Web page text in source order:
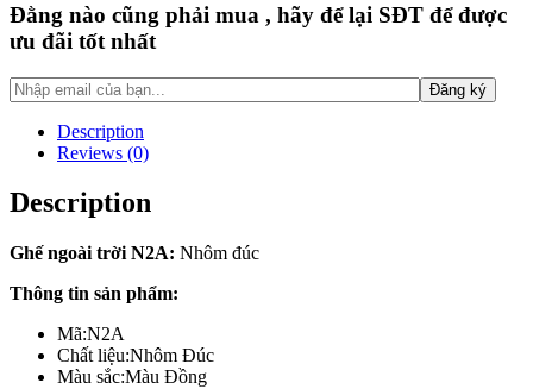
Đằng nào cũng phải mua , hãy để lại SĐT để được
ưu đãi tốt nhất
Description
Reviews (0)
Description
Ghế ngoài trời N2A: Nhôm đúc
Thông tin sản phẩm:
Mã:N2A
Chất liệu:Nhôm Đúc
Màu sắc:Màu Đồng